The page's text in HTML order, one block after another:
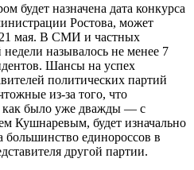
будет назначена дата конкурса
Ростова, может
21 мая. В СМИ и частных
называлось не менее 7
Шансы на успех
политических партий
из-за того, что
как было уже дважды — с
Кушнаревым, будет изначально
большинство единороссов в
другой партии.